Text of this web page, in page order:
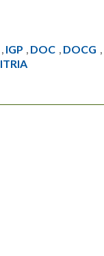
, IGP , DOC , DOCG ,
ITRIA